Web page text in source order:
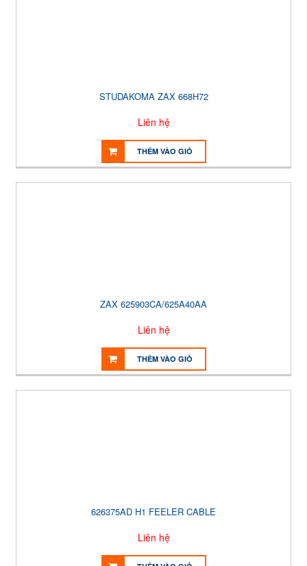
STUDAKOMA ZAX 668H72
Liên hệ
THÊM VÀO GIỎ
ZAX 625903CA/625A40AA
Liên hệ
THÊM VÀO GIỎ
626375AD H1 FEELER CABLE
Liên hệ